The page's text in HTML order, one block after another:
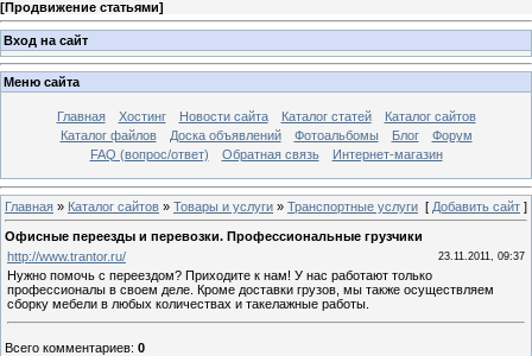
[Продвижение статьями]
Вход на сайт
Меню сайта
Главная Хостинг Новости сайта Каталог статей
Каталог сайтов
Каталог файлов
Доска объявлений Фотоальбомы Блог
Форум
FAQ (вопрос/ответ)
Обратная связь Интернет-магазин
Главная » Каталог сайтов » Товары и услуги » Транспортные услуги [ Добавить сайт ]
Офисные переезды и перевозки. Профессиональные грузчики
http://www.trantor.ru/
23.11.2011, 09:37
Нужно помочь с переездом? Приходите к нам! У нас работают только
профессионалы в своем деле. Кроме доставки грузов, мы также осуществляем
сборку мебели в любых количествах и такелажные работы.
Всего комментариев: 0